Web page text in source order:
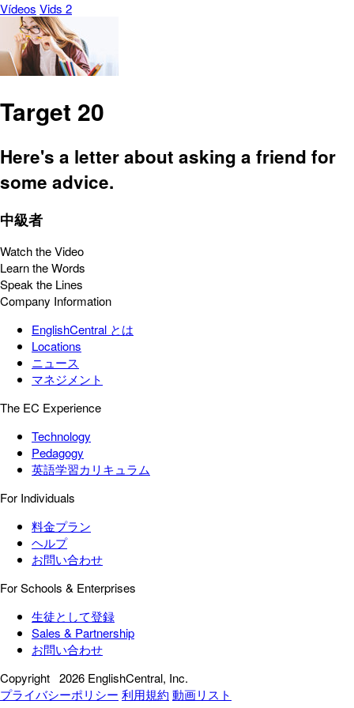
Vídeos Vids 2
Target 20
Here's a letter about asking a friend for
some advice.
中級者
Watch the Video
Learn the Words
Speak the Lines
Company Information
EnglishCentral とは
Locations
ニュース
マネジメント
The EC Experience
Technology
Pedagogy
英語学習カリキュラム
For Individuals
料金プラン
ヘルプ
お問い合わせ
For Schools & Enterprises
生徒として登録
Sales & Partnership
お問い合わせ
Copyright 2026 EnglishCentral, Inc.
プライバシーポリシー 利用規約 動画リスト